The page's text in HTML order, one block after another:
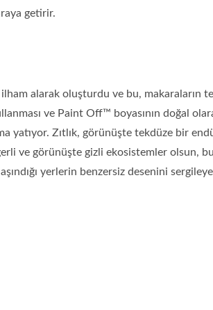
getirir.
alarak oluşturdu ve bu,
ve Paint Off™ boyasının doğal
yatıyor. Zıtlık, görünüşte tekdüze bir
ve görünüşte gizli ekosistemler olsun,
yerlerin benzersiz desenini